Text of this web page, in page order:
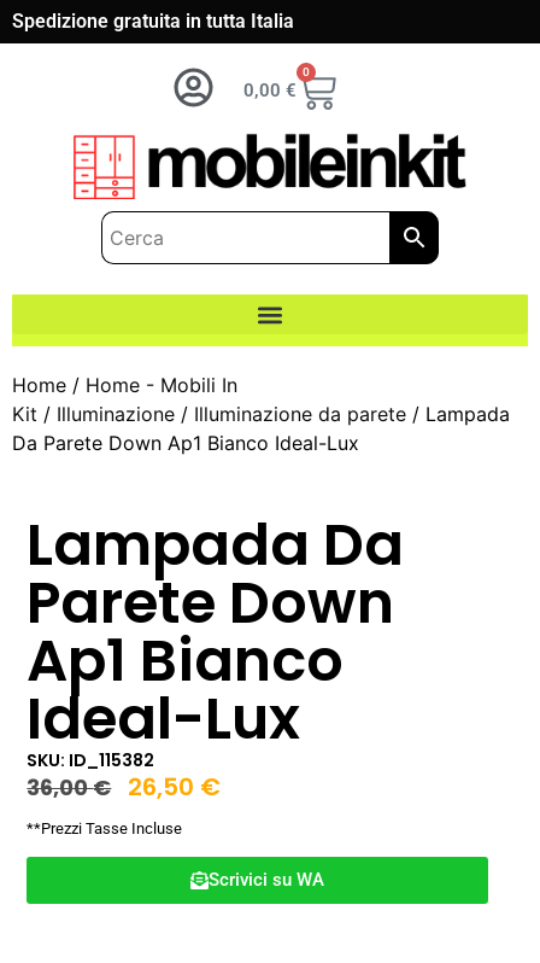
Spedizione gratuita in tutta Italia
0,00 €
0
Home / Home - Mobili In
Kit / Illuminazione / Illuminazione da parete / Lampada
Da Parete Down Ap1 Bianco Ideal-Lux
Lampada Da
Parete Down
Ap1 Bianco
Ideal-Lux
SKU: ID_115382
36,00€ 26,50 €
**Prezzi Tasse Incluse
Scrivici su WA